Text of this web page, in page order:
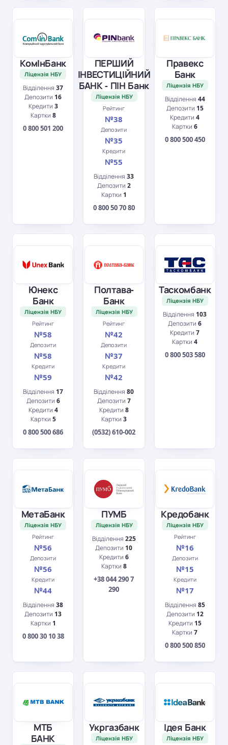
КомІнБанк
Ліцензія НБУ
Відділення37
Депозити 16
Кредити 3
Картки 8
0 800 501 200
ПЕРШИЙ
ІНВЕСТИЦІЙНИЙ
БАНК - ПІН Банк
Ліцензія НБУ
Рейтинг
№38
Депозити
№35
Кредити
№55
Відділення33
Депозити 2
Картки 1
0 800 50 70 80
Правекс
Банк
Ліцензія НБУ
Відділення 44
Депозити 15
Кредити4
Картки6
0 800 500 450
Юнекс
Банк
Ліцензія НБУ
Рейтинг
№58
Депозити
№58
Кредити
№59
Відділення 17
Депозити 6
Кредити 4
Картки 5
0 800 500 686
Полтава-
Банк
Ліцензія НБУ
Рейтинг
№42
Депозити
№37
Кредити
№42
Відділення80
Депозити 7
Кредити 8
Картки 3
(0532) 610-002
Таскомбанк
Ліцензія НБУ
Відділення 103
Депозити6
Кредити7
Картки4
0 800 503 580
МетаБанк
Ліцензія НБУ
Рейтинг
№56
Депозити
№56
Кредити
№44
Відділення38
Депозити 13
Картки 1
0 800 30 10 38
ПУМБ
Ліцензія НБУ
Відділення 225
Депозити 10
Кредити 6
Картки 8
+38 044 290 7
290
Кредобанк
Ліцензія НБУ
Рейтинг
№16
Депозити
№15
Кредити
№17
Відділення 85
Депозити 12
Кредити 15
Картки7
0 800 500 850
МТБ
БАНК
Укргазбанк
Ліцензія НБУ
Ідея Банк
Ліцензія НБУ